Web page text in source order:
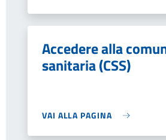
Accedere alla
sanitaria (CSS)
VAI ALLA PAGINA